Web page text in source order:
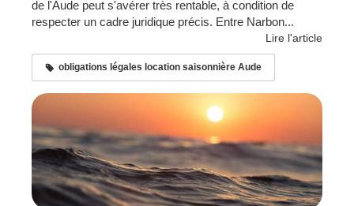
de l'Aude peut s'avérer très rentable, à condition de
respecter un cadre juridique précis. Entre Narbon...
Lire l'article
obligations légales location saisonnière Aude